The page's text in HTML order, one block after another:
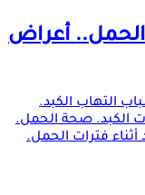
الحمل.. أعراض
التهاب الكبد.
الكبد. صحة الحمل.
أثناء فترات الحمل.